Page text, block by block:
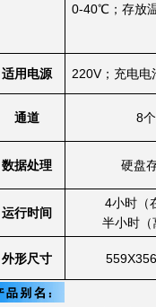
0-40℃；存放
适用电源 220V；充电电
通道 8个
数据处理 硬盘
运行时间
4小时（
半小时（
外形尺寸